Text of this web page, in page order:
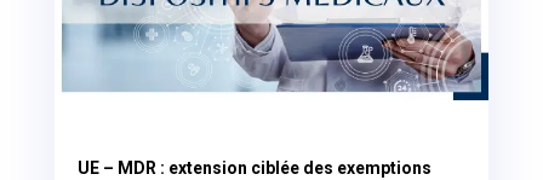
UE – MDR : extension ciblée des exemptions